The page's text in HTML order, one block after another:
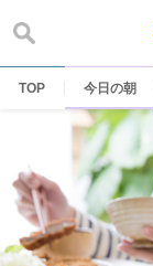
content
TOP 今日の朝